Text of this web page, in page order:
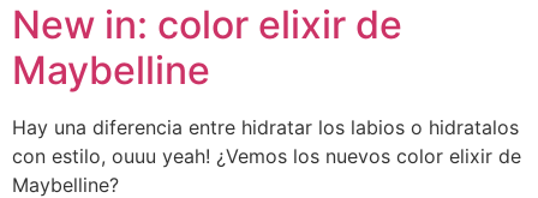
New in: color elixir de
Maybelline
Hay una diferencia entre hidratar los labios o hidratalos
con estilo, ouuu yeah! ¿Vemos los nuevos color elixir de
Maybelline?